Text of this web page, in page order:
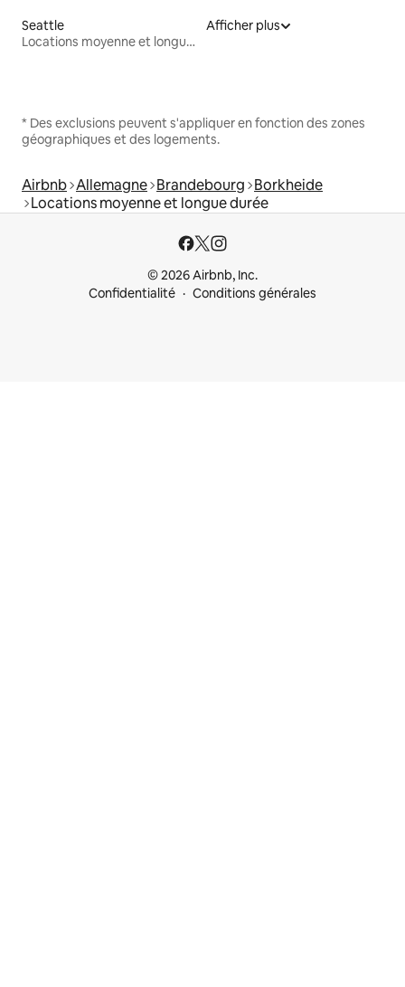
Seattle
Locations moyenne et longue durée
Afficher plus
* Des exclusions peuvent s'appliquer en fonction des zones
géographiques et des logements.
Airbnb Allemagne Brandebourg Borkheide
Locations moyenne et longue durée
© 2026 Airbnb, Inc.
Confidentialité
Conditions générales